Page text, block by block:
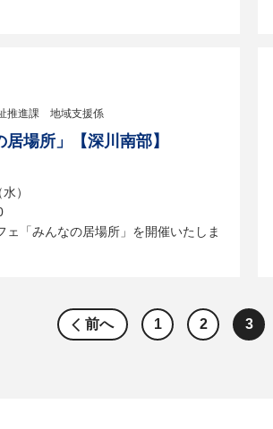
推進課 地域支援係
場所」【深川南部】
）
「みんなの居場所」を開催いたしま
前へ 1 2 3